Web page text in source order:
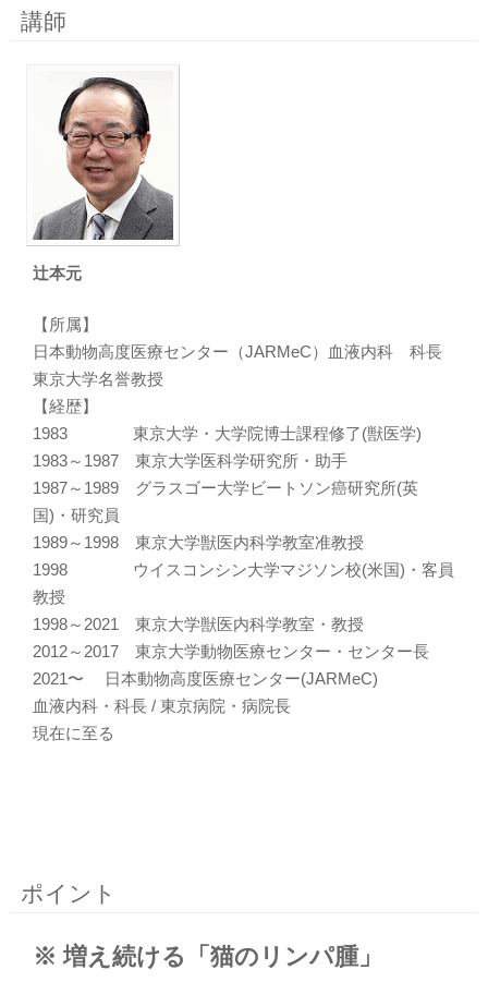
講師
辻本元
【所属】
日本動物高度医療センター（JARMeC）血液内科 科長
東京大学名誉教授
【経歴】
1983 東京大学・大学院博士課程修了(獣医学)
1983～1987 東京大学医科学研究所・助手
1987～1989 グラスゴー大学ビートソン癌研究所(英
国)・研究員
1989～1998 東京大学獣医内科学教室准教授
1998 ウイスコンシン大学マジソン校(米国)・客員
教授
1998～2021 東京大学獣医内科学教室・教授
2012～2017 東京大学動物医療センター・センター長
2021〜 日本動物高度医療センター(JARMeC)
血液内科・科長 / 東京病院・病院長
現在に至る
ポイント
※ 増え続ける「猫のリンパ腫」